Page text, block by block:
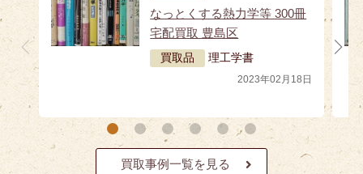
なっとくする熱力学等 300冊
宅配買取 豊島区
買取品 理工学書
2023年02月18日
買取事例一覧を見る